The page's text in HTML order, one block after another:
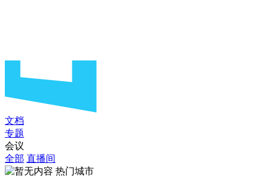
文档
专题
会议
全部 直播间
热门城市